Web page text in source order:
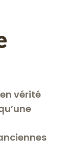
vérité